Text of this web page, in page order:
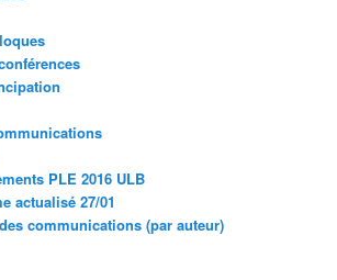
PLE 2016 ULB
actualisé 27/01
communications (par auteur)